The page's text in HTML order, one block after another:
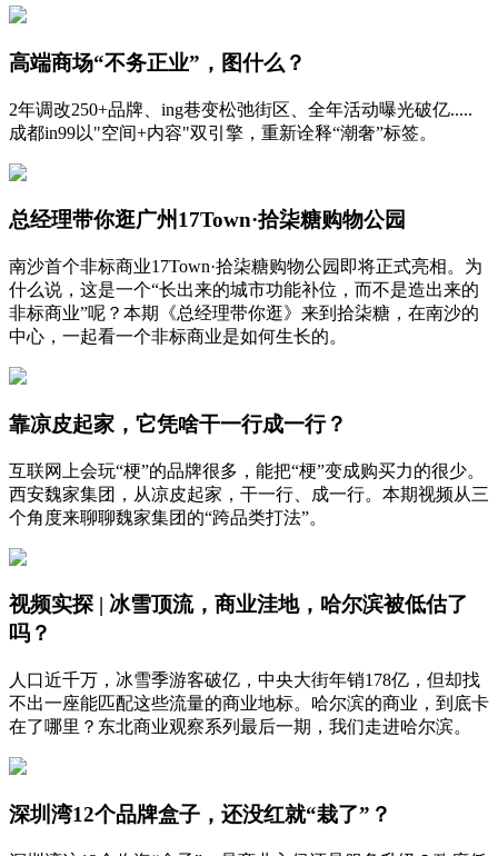
高端商场“不务正业”，图什么？
2年调改250+品牌、ing巷变松弛街区、全年活动曝光破亿.....
成都in99以"空间+内容"双引擎，重新诠释“潮奢”标签。
总经理带你逛广州17Town·拾柒糖购物公园
南沙首个非标商业17Town·拾柒糖购物公园即将正式亮相。为
什么说，这是一个“长出来的城市功能补位，而不是造出来的
非标商业”呢？本期《总经理带你逛》来到拾柒糖，在南沙的
中心，一起看一个非标商业是如何生长的。
靠凉皮起家，它凭啥干一行成一行？
互联网上会玩“梗”的品牌很多，能把“梗”变成购买力的很少。
西安魏家集团，从凉皮起家，干一行、成一行。本期视频从三
个角度来聊聊魏家集团的“跨品类打法”。
视频实探 | 冰雪顶流，商业洼地，哈尔滨被低估了
吗？
人口近千万，冰雪季游客破亿，中央大街年销178亿，但却找
不出一座能匹配这些流量的商业地标。哈尔滨的商业，到底卡
在了哪里？东北商业观察系列最后一期，我们走进哈尔滨。
深圳湾12个品牌盒子，还没红就“栽了”？